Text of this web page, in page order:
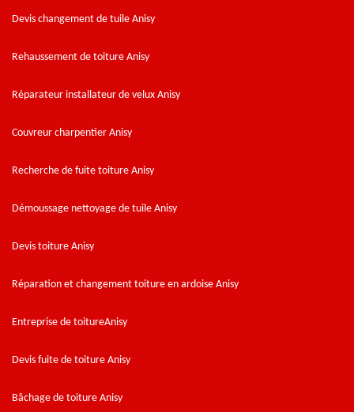
Devis changement de tuile Anisy
Rehaussement de toiture Anisy
Réparateur installateur de velux Anisy
Couvreur charpentier Anisy
Recherche de fuite toiture Anisy
Démoussage nettoyage de tuile Anisy
Devis toiture Anisy
Réparation et changement toiture en ardoise Anisy
Entreprise de toitureAnisy
Devis fuite de toiture Anisy
Bâchage de toiture Anisy